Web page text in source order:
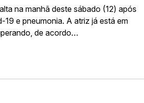
na manhã deste sábado (12) após
e pneumonia. A atriz já está em
de acordo…